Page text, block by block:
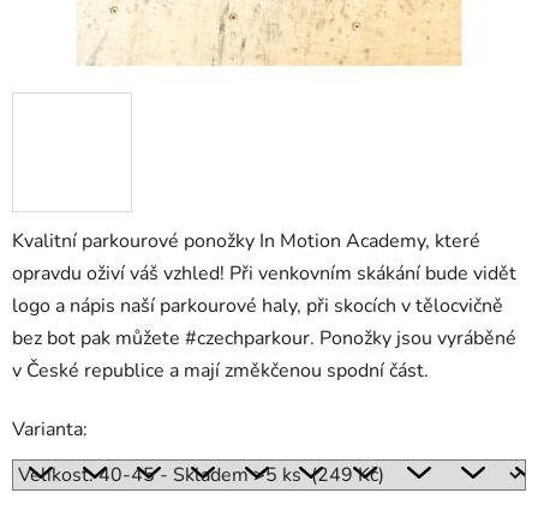
Kvalitní parkourové ponožky In Motion Academy, které
opravdu oživí váš vzhled! Při venkovním skákání bude vidět
logo a nápis naší parkourové haly, při skocích v tělocvičně
bez bot pak můžete #czechparkour. Ponožky jsou vyráběné
v České republice a mají změkčenou spodní část.
Varianta: